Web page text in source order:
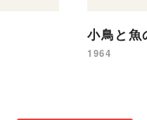
小鳥と魚
1964